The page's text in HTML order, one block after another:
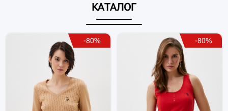
КАТАЛОГ
-80% -80%